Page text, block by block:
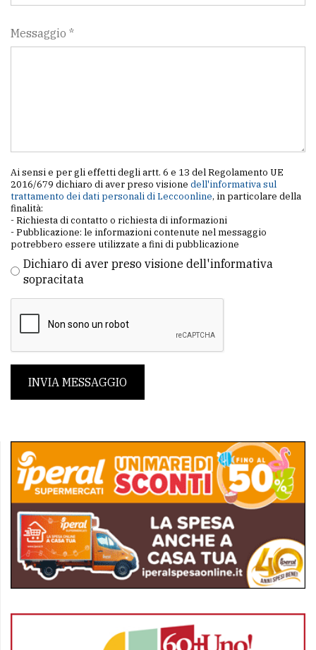
policy
Messaggio *
Ai sensi e per gli effetti degli artt. 6 e 13 del Regolamento UE
2016/679 dichiaro di aver preso visione dell'informativa sul
trattamento dei dati personali di Leccoonline, in particolare della
finalità:
- Richiesta di contatto o richiesta di informazioni
- Pubblicazione: le informazioni contenute nel messaggio
potrebbero essere utilizzate a fini di pubblicazione
Dichiaro di aver preso visione dell'informativa
sopracitata
INVIA MESSAGGIO